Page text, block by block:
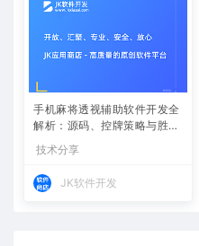
手机麻将透视辅助软件开发全
解析：源码、控牌策略与胜率
技术分享
JK软件开发